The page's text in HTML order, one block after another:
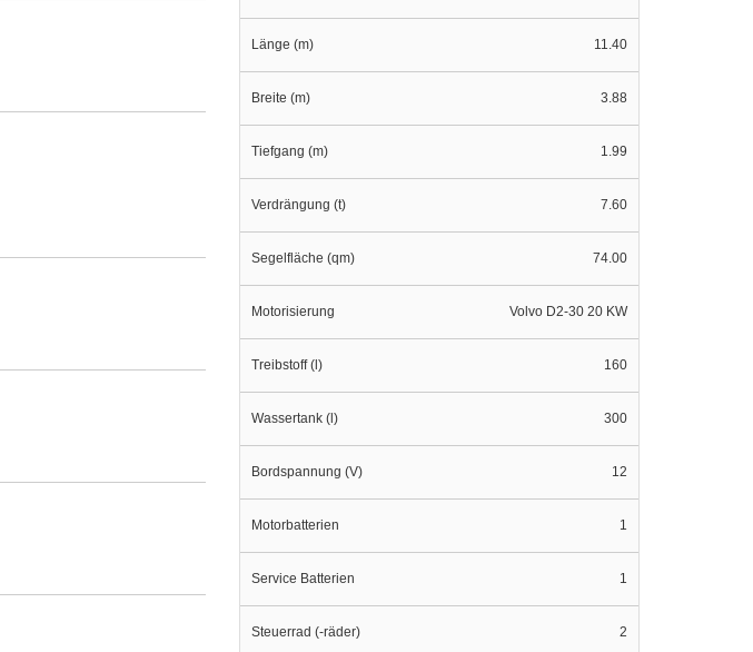
Länge (m) 11.40
Breite (m) 3.88
Tiefgang (m) 1.99
Verdrängung (t) 7.60
Segelfläche (qm) 74.00
Motorisierung Volvo D2-30 20 KW
Treibstoff (l) 160
Wassertank (l) 300
Bordspannung (V) 12
Motorbatterien 1
Service Batterien 1
Steuerrad (-räder) 2